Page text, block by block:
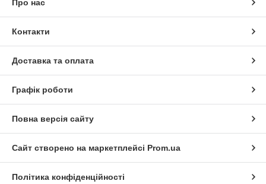
Про нас
Контакти
Доставка та оплата
Графік роботи
Повна версія сайту
Сайт створено на маркетплейсі Prom.ua
Політика конфіденційності